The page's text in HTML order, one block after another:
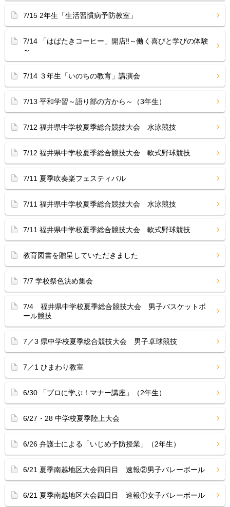
7/15 2年生「生活習慣病予防教室」
7/14 「はばたきコーヒー」開店‼︎～働く喜びと学びの体験
～
7/14 ３年生「いのちの教育」講演会
7/13 平和学習～語り部の方から～（3年生）
7/12 福井県中学校夏季総合競技大会 水泳競技
7/12 福井県中学校夏季総合競技大会 軟式野球競技
7/11 夏季吹奏楽フェスティバル
7/11 福井県中学校夏季総合競技大会 水泳競技
7/11 福井県中学校夏季総合競技大会 軟式野球競技
教育図書を贈呈していただきました
7/7 学校祭色決め集会
7/4 福井県中学校夏季総合競技大会 男子バスケットボ
ール競技
7／3 県中学校夏季総合競技大会 男子卓球競技
7／1 ひまわり教室
6/30 「プロに学ぶ！マナー講座」（2年生）
6/27・28 中学校夏季陸上大会
6/26 弁護士による「いじめ予防授業」（2年生）
6/21 夏季南越地区大会四日目 速報②男子バレーボール
6/21 夏季南越地区大会四日目 速報①女子バレーボール